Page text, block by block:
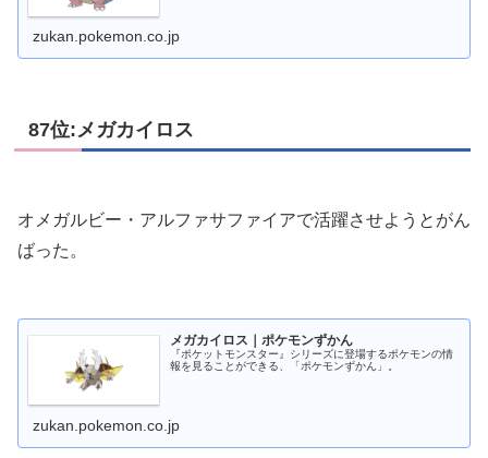
zukan.pokemon.co.jp
87位:メガカイロス
オメガルビー・アルファサファイアで活躍させようとがん
ばった。
メガカイロス｜ポケモンずかん
『ポケットモンスター』シリーズに登場するポケモンの情
報を見ることができる、「ポケモンずかん」。
zukan.pokemon.co.jp